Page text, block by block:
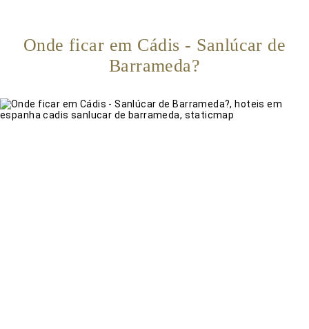
Onde ficar em Cádis - Sanlúcar de
Barrameda?